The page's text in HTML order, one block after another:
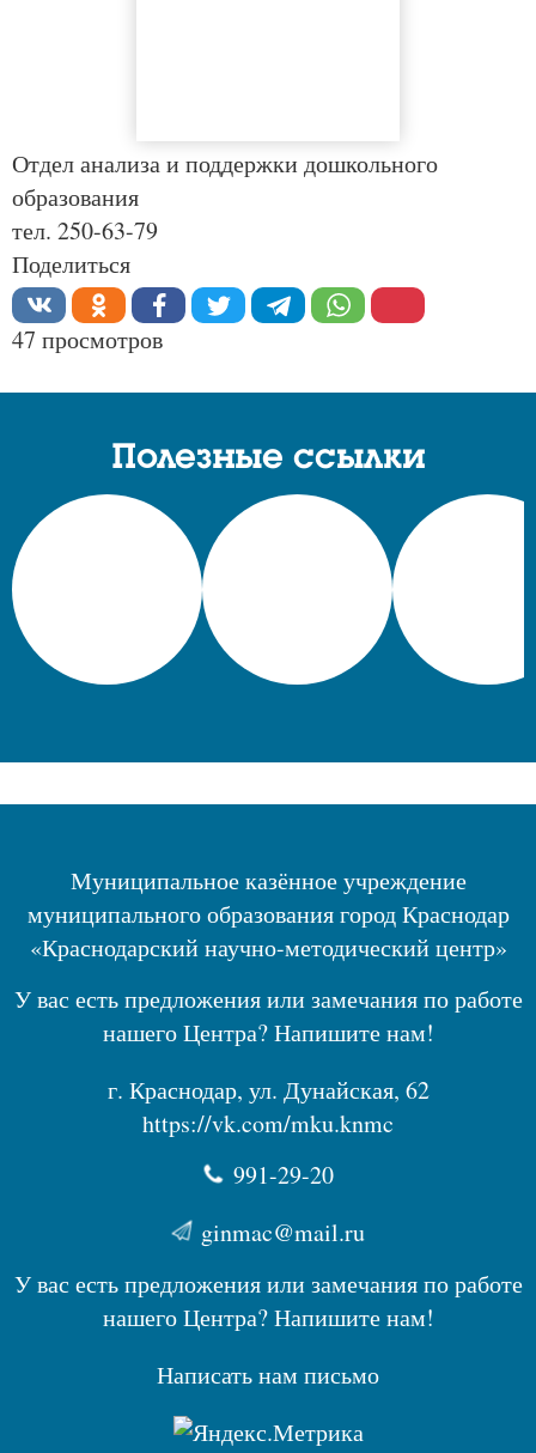
Отдел анализа и поддержки дошкольного
образования
тел. 250-63-79
Поделиться
47 просмотров
Полезные ссылки
Муниципальное казённое учреждение
муниципального образования город Краснодар
«Краснодарский научно-методический центр»
У вас есть предложения или замечания по работе
нашего Центра? Напишите нам!
г. Краснодар, ул. Дунайская, 62
https://vk.com/mku.knmc
991-29-20
ginmac@mail.ru
У вас есть предложения или замечания по работе
нашего Центра? Напишите нам!
Написать нам письмо